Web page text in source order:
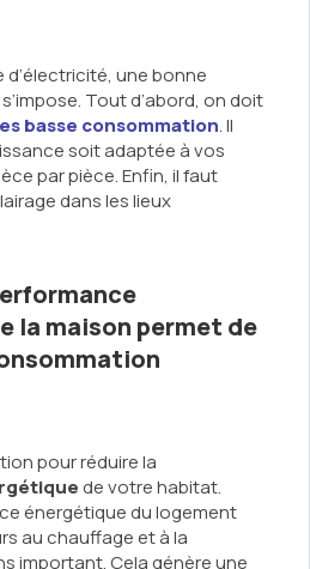
d’électricité, une bonne
Tout d’abord, on doit
basse consommation. Il
soit adaptée à vos
par pièce. Enfin, il faut
dans les lieux
la maison permet de
pour réduire la
de votre habitat.
énergétique du logement
au chauffage et à la
important. Cela génère une